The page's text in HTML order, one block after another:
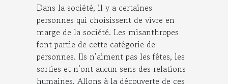
Dans la société, il y a certaines
personnes qui choisissent de vivre en
marge de la société. Les misanthropes
font partie de cette catégorie de
personnes. Ils n’aiment pas les fêtes, les
sorties et n’ont aucun sens des relations
humaines. Allons à la découverte de ces